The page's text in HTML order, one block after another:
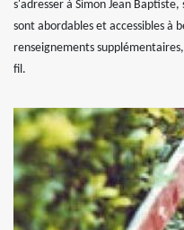
s'adresser à Simon Jean
sont abordables et accessibles à
renseignements
fil.